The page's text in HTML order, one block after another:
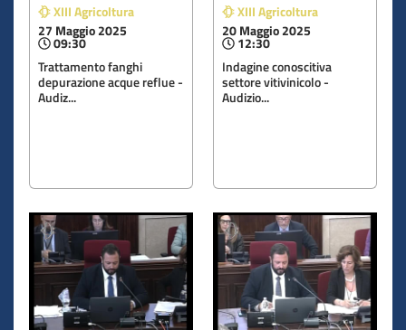
XIII Agricoltura
27 Maggio 2025
09:30
Trattamento fanghi
depurazione acque reflue -
Audiz...
XIII Agricoltura
20 Maggio 2025
12:30
Indagine conoscitiva
settore vitivinicolo -
Audizio...